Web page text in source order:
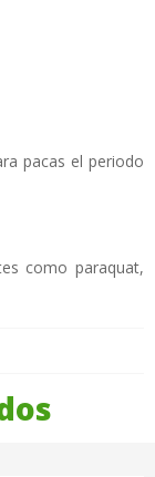
pacas el periodo
como paraquat,